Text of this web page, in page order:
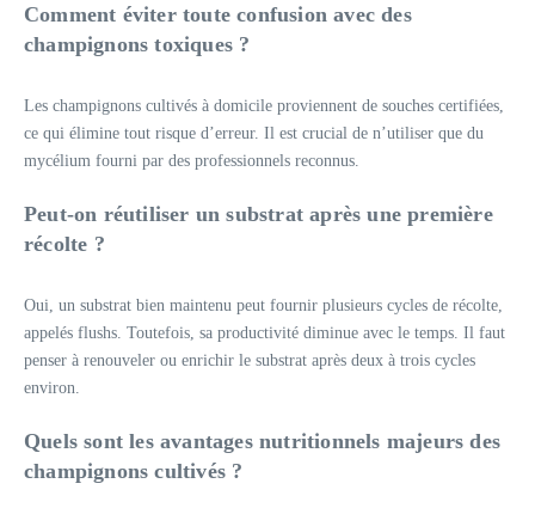
Comment éviter toute confusion avec des
champignons toxiques ?
Les champignons cultivés à domicile proviennent de souches certifiées,
ce qui élimine tout risque d’erreur. Il est crucial de n’utiliser que du
mycélium fourni par des professionnels reconnus.
Peut-on réutiliser un substrat après une première
récolte ?
Oui, un substrat bien maintenu peut fournir plusieurs cycles de récolte,
appelés flushs. Toutefois, sa productivité diminue avec le temps. Il faut
penser à renouveler ou enrichir le substrat après deux à trois cycles
environ.
Quels sont les avantages nutritionnels majeurs des
champignons cultivés ?